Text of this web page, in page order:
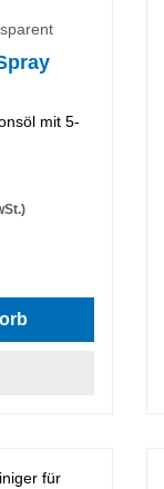
mit 5-
von 5 von 5 Sternen